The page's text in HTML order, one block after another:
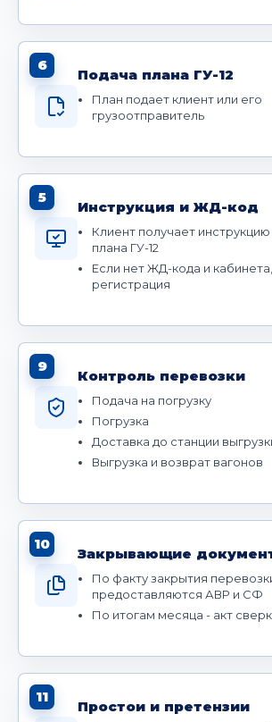
6
Подача плана ГУ-12
План подает клиент или его
грузоотправитель
5
Инструкция и ЖД-код
Клиент получает
плана ГУ-12
Если нет ЖД-кода и
регистрация
9
Контроль перевозки
Подача на погрузку
Погрузка
Доставка до станции
Выгрузка и возврат вагонов
10
Закрывающие
По факту закрытия
предоставляются АВР и СФ
По итогам месяца - акт
11
Простои и претензии